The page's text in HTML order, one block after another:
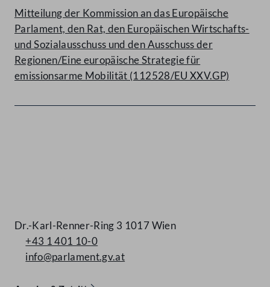
Mitteilung der Kommission an das Europäische
Parlament, den Rat, den Europäischen Wirtschafts-
und Sozialausschuss und den Ausschuss der
Regionen/Eine europäische Strategie für
emissionsarme Mobilität (112528/EU XXV.GP)
Dr.-Karl-Renner-Ring 3 1017 Wien
+43 1 401 10-0
info@parlament.gv.at